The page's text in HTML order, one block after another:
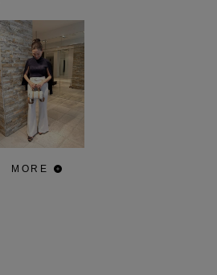
MORE